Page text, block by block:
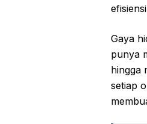
Gaya
punya
hingga
setiap